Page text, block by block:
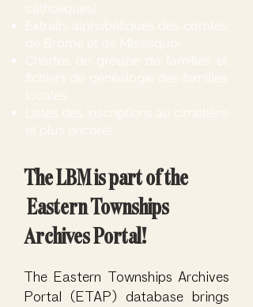
The LBM is part of the
Eastern Townships
Archives Portal!
The Eastern Townships Archives
Portal (ETAP) database brings
catholiques)
Extraits alphabétiques des comtés
de Brome et de Missisquoi
Chartes de groupe de familles et
fichiers de généalogie des familles
locales
Listes des inscriptions au cimetière
et plus encore!